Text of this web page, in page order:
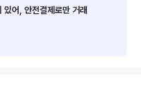
있어, 안전결제로만 거래